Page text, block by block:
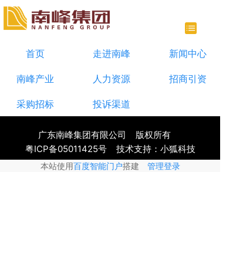
首页 走进南峰
人力资源
投诉渠道
新闻中心
南峰产业 招商引资
采购招标
广东南峰集团有限公司 版权所有
粤ICP备05011425号
技术支持：小狐科技
本站使用百度智能门户搭建 管理登录